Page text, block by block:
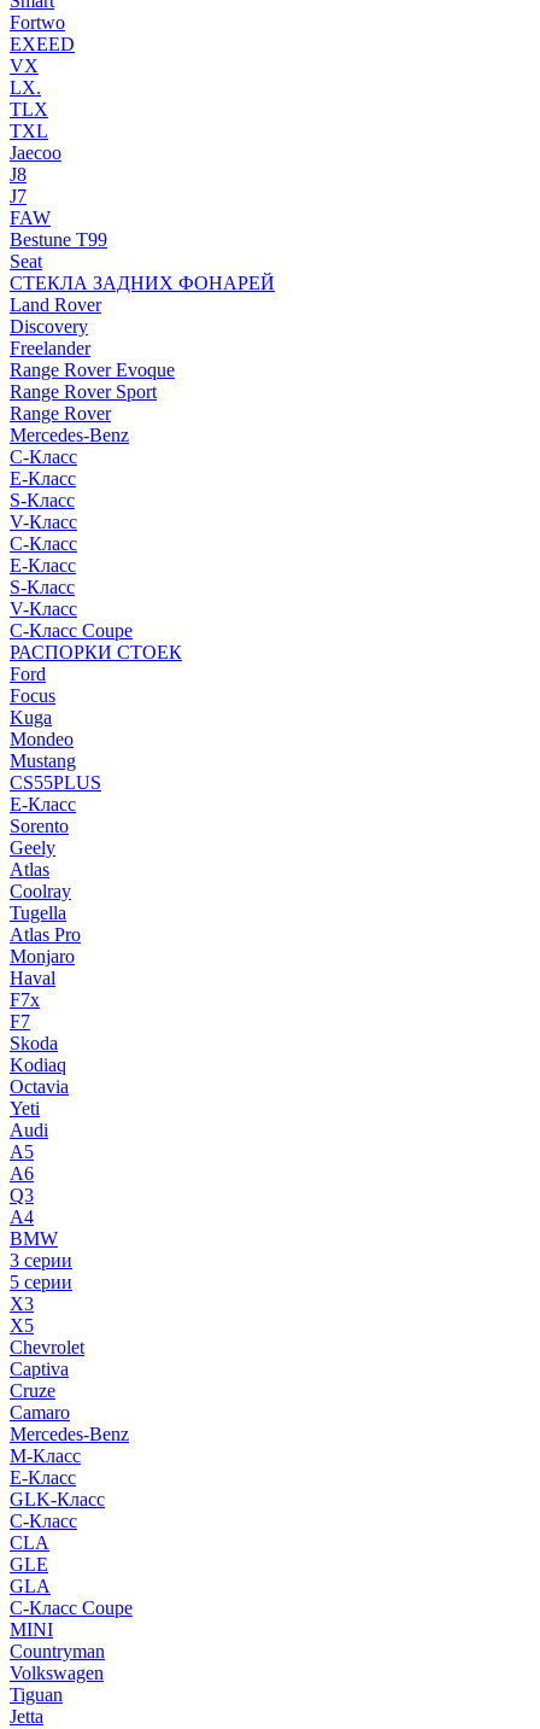
Fortwo
EXEED
VX
LX.
TLX
TXL
Jaecoo
J8
J7
FAW
Bestune T99
Seat
СТЕКЛА ЗАДНИХ ФОНАРЕЙ
Land Rover
Discovery
Freelander
Range Rover Evoque
Range Rover Sport
Range Rover
Mercedes-Benz
C-Класс
E-Класс
S-Класс
V-Класс
C-Класс
E-Класс
S-Класс
V-Класс
C-Класс Coupe
РАСПОРКИ СТОЕК
Ford
Focus
Kuga
Mondeo
Mustang
CS55PLUS
E-Класс
Sorento
Geely
Atlas
Coolray
Tugella
Atlas Pro
Monjaro
Haval
F7x
F7
Skoda
Kodiaq
Octavia
Yeti
Audi
A5
A6
Q3
A4
BMW
3 серии
5 серии
X3
X5
Chevrolet
Captiva
Cruze
Camaro
Mercedes-Benz
M-Класс
E-Класс
GLK-Класс
C-Класс
CLA
GLE
GLA
C-Класс Coupe
MINI
Countryman
Volkswagen
Tiguan
Jetta